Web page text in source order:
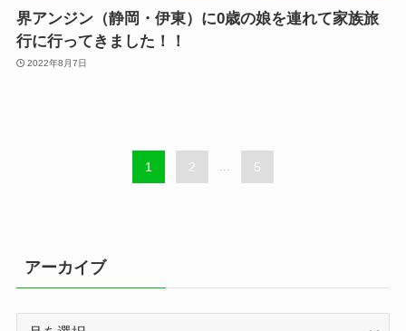
界アンジン（静岡・伊東）に0歳の娘を連れて家族旅
行に行ってきました！！
2022年8月7日
1 2 5
アーカイブ